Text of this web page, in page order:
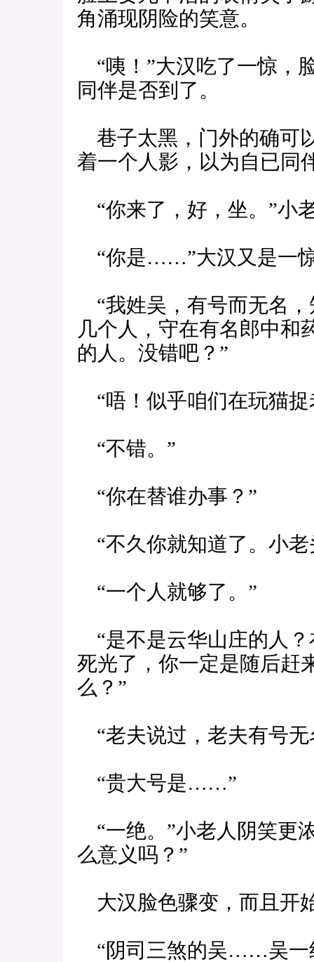
角涌现阴险的笑意。
“咦！”大汉吃了一惊，
同伴是否到了。
巷子太黑，门外的确可
着一个人影，以为自已同
“你来了，好，坐。”小
“你是……”大汉又是一
“我姓吴，有号而无名
几个人，守在有名郎中和
的人。没错吧？”
“唔！似乎咱们在玩猫捉
“不错。”
“你在替谁办事？”
“不久你就知道了。小老
“一个人就够了。”
“是不是云华山庄的人
死光了，你一定是随后赶
么？”
“老夫说过，老夫有号无
“贵大号是……”
“一绝。”小老人阴笑更
么意义吗？”
大汉脸色骤变，而且开
“阴司三煞的吴……吴一